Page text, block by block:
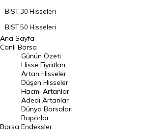
BIST 30 Hisseleri
BIST 50 Hisseleri
BIST 100 Hisseleri
En Çok Artan Hisseler
En Çok Düşen Hisseler
Hacmi Artanlar
Geçmiş Kapanışlar
Dünya Borsaları
Ana Sayfa
Canlı Borsa
Borsa
Günün Özeti
Hisse Fiyatları
Artan Hisseler
Düşen Hisseler
Hacmi Artanlar
Adedi Artanlar
Dünya Borsaları
Raporlar
Endeksler